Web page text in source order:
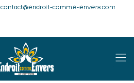
contact@endroit-comme-envers.com